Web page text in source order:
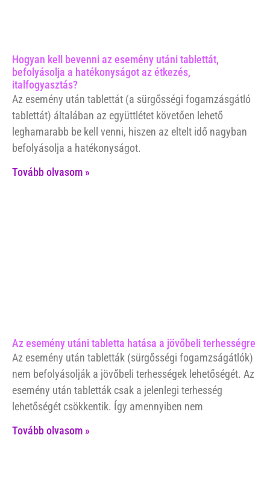
Hogyan kell bevenni az esemény utáni tablettát,
befolyásolja a hatékonyságot az étkezés,
italfogyasztás?
Az esemény után tablettát (a sürgősségi fogamzásgátló
tablettát) általában az együttlétet követően lehető
leghamarabb be kell venni, hiszen az eltelt idő nagyban
befolyásolja a hatékonyságot.
Tovább olvasom »
Az esemény utáni tabletta hatása a jövőbeli terhességre
Az esemény után tabletták (sürgősségi fogamzságátlók)
nem befolyásolják a jövőbeli terhességek lehetőségét. Az
esemény után tabletták csak a jelenlegi terhesség
lehetőségét csökkentik. Így amennyiben nem
Tovább olvasom »